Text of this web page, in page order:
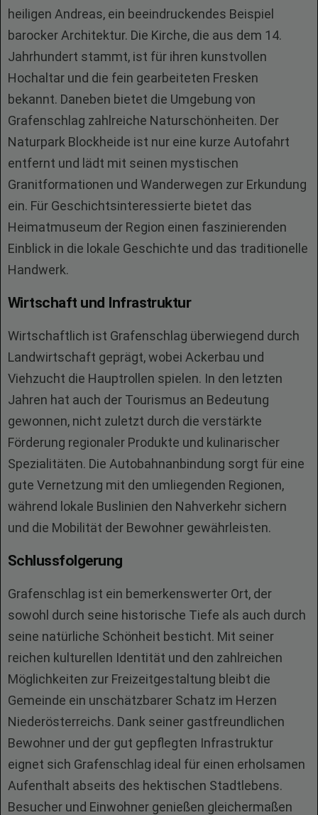
heiligen Andreas, ein beeindruckendes Beispiel
barocker Architektur. Die Kirche, die aus dem 14.
Jahrhundert stammt, ist für ihren kunstvollen
Hochaltar und die fein gearbeiteten Fresken
bekannt. Daneben bietet die Umgebung von
Grafenschlag zahlreiche Naturschönheiten. Der
Naturpark Blockheide ist nur eine kurze Autofahrt
entfernt und lädt mit seinen mystischen
Granitformationen und Wanderwegen zur Erkundung
ein. Für Geschichtsinteressierte bietet das
Heimatmuseum der Region einen faszinierenden
Einblick in die lokale Geschichte und das traditionelle
Handwerk.
Wirtschaft und Infrastruktur
Wirtschaftlich ist Grafenschlag überwiegend durch
Landwirtschaft geprägt, wobei Ackerbau und
Viehzucht die Hauptrollen spielen. In den letzten
Jahren hat auch der Tourismus an Bedeutung
gewonnen, nicht zuletzt durch die verstärkte
Förderung regionaler Produkte und kulinarischer
Spezialitäten. Die Autobahnanbindung sorgt für eine
gute Vernetzung mit den umliegenden Regionen,
während lokale Buslinien den Nahverkehr sichern
und die Mobilität der Bewohner gewährleisten.
Schlussfolgerung
Grafenschlag ist ein bemerkenswerter Ort, der
sowohl durch seine historische Tiefe als auch durch
seine natürliche Schönheit besticht. Mit seiner
reichen kulturellen Identität und den zahlreichen
Möglichkeiten zur Freizeitgestaltung bleibt die
Gemeinde ein unschätzbarer Schatz im Herzen
Niederösterreichs. Dank seiner gastfreundlichen
Bewohner und der gut gepflegten Infrastruktur
eignet sich Grafenschlag ideal für einen erholsamen
Aufenthalt abseits des hektischen Stadtlebens.
Besucher und Einwohner genießen gleichermaßen